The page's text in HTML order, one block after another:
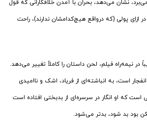
نشان می‌دهد، بحران با آمدن خلافکارانی که قول
ازای پولی (که درواقع هیچ‌کدامشان ندارند)، راحت
در نیمه‌راه فیلم، لحن داستان را کاملاً تغییر می‌دهد.
است، به انباشته‌ای از فریاد، اشک و ناامیدی
است که او انگار در سرسره‌ای از بدبختی افتاده است
بود بد شود، بدتر می‌شود.